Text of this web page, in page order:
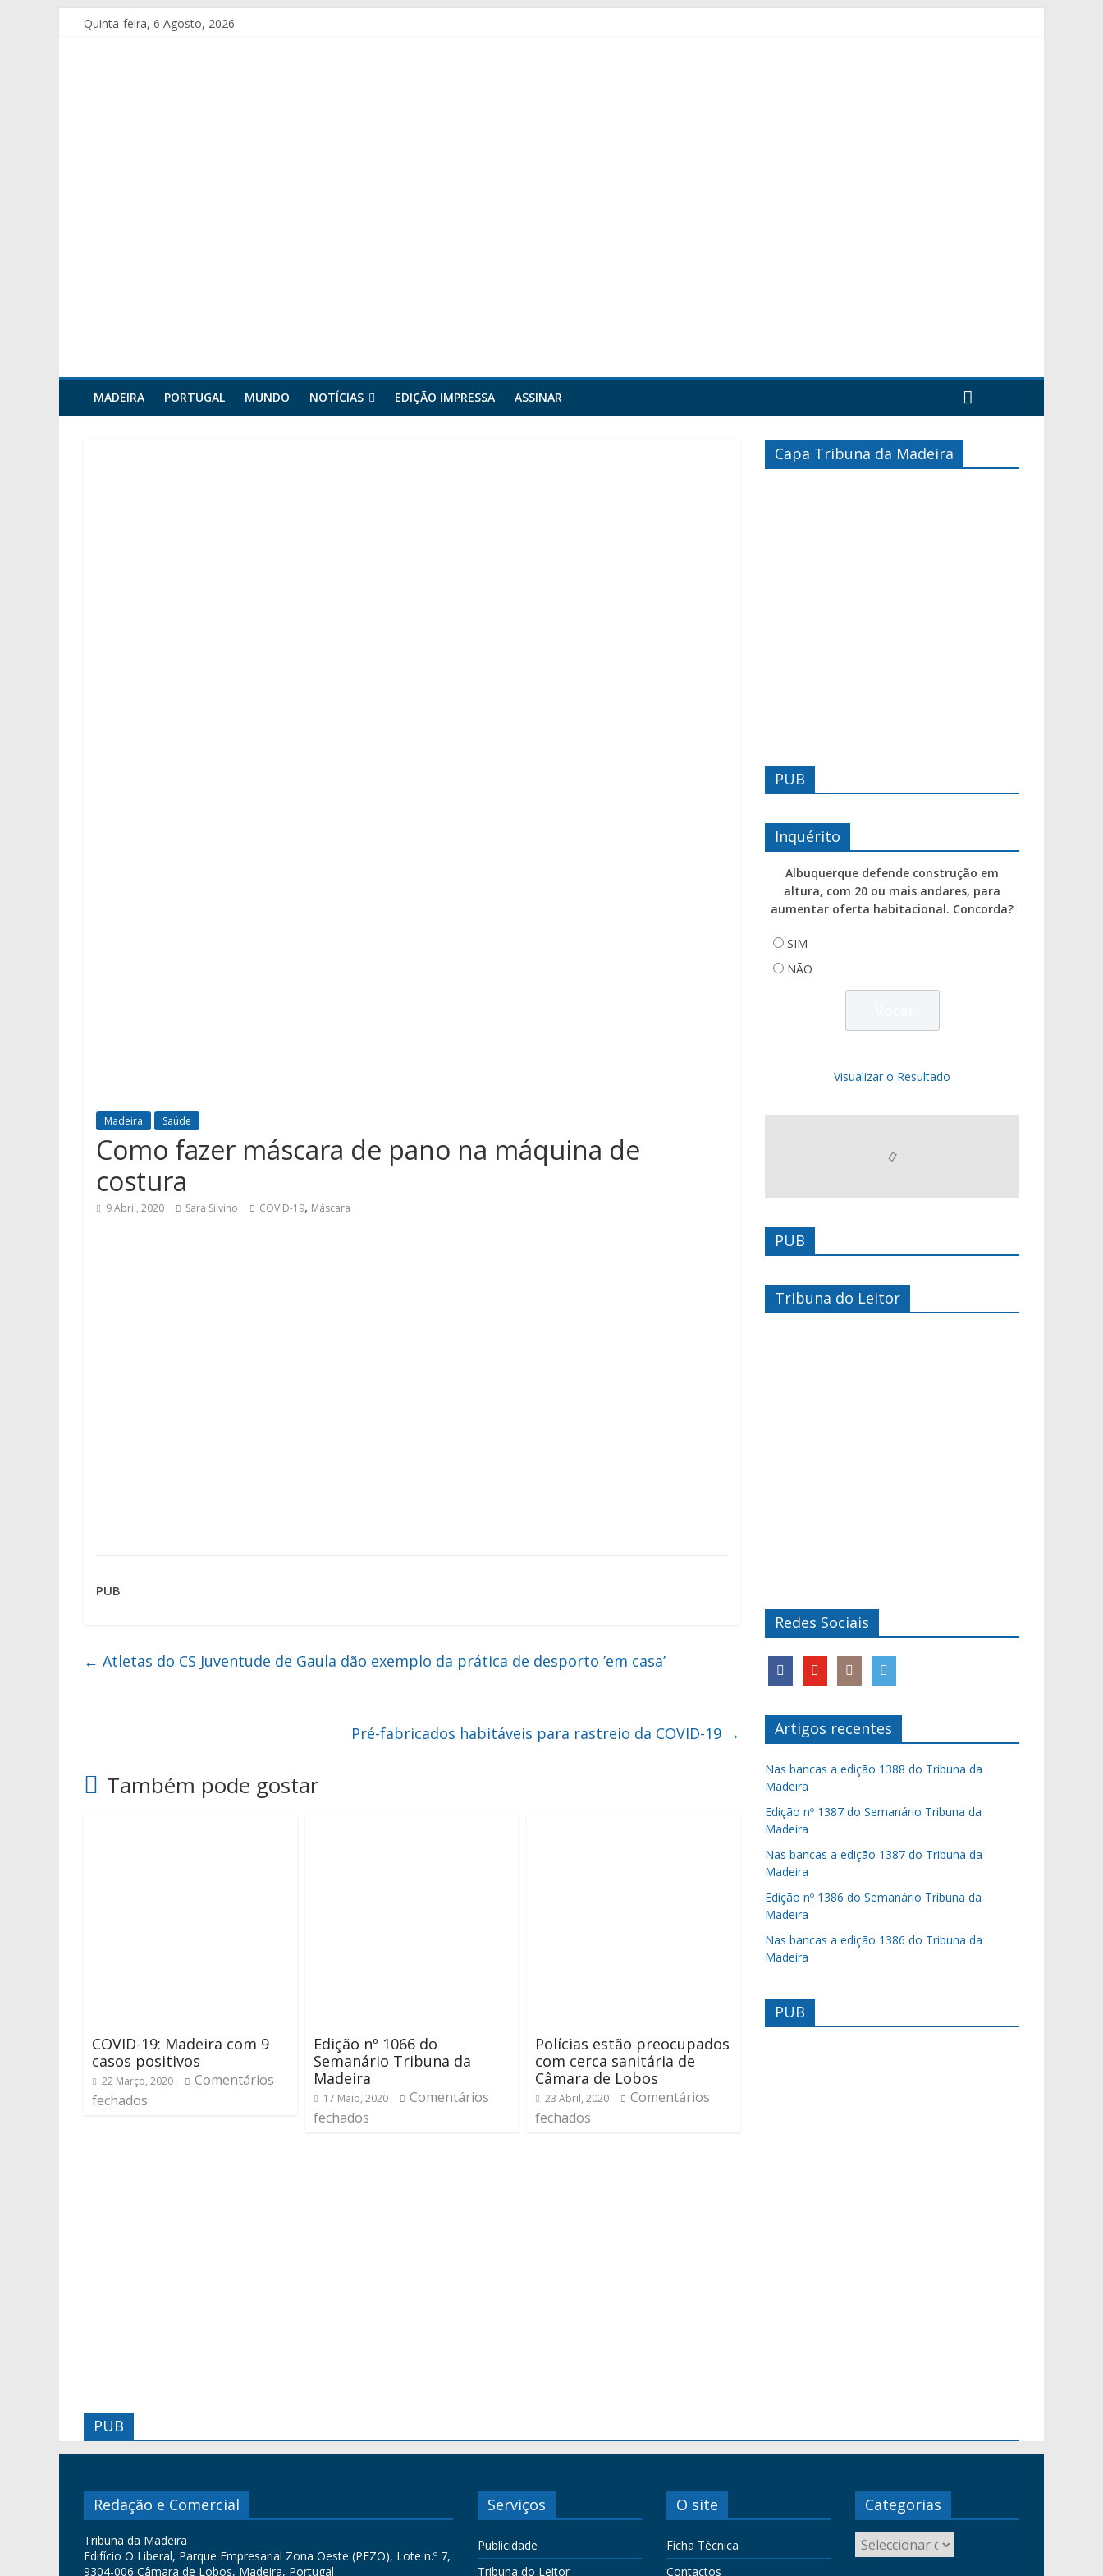
Quinta-feira, 6 Agosto, 2026
MADEIRA PORTUGAL MUNDO NOTÍCIAS EDIÇÃO IMPRESSA ASSINAR
Madeira Saúde
Como fazer máscara de pano na máquina de
costura
9 Abril, 2020 Sara Silvino COVID-19, Máscara
PUB
← Atletas do CS Juventude de Gaula dão exemplo da prática de desporto ’em casa’
Pré-fabricados habitáveis para rastreio da COVID-19 →
Também pode gostar
COVID-19: Madeira com 9
casos positivos
22 Março, 2020
Comentários
fechados
Edição nº 1066 do
Semanário Tribuna da
Madeira
17 Maio, 2020
Comentários
fechados
Polícias estão preocupados
com cerca sanitária de
Câmara de Lobos
23 Abril, 2020
Comentários
fechados
Capa Tribuna da Madeira
PUB
Inquérito
Albuquerque defende construção em
altura, com 20 ou mais andares, para
aumentar oferta habitacional. Concorda?
SIM
NÃO
Visualizar o Resultado
PUB
Tribuna do Leitor
Redes Sociais
Artigos recentes
Nas bancas a edição 1388 do Tribuna da
Madeira
Edição nº 1387 do Semanário Tribuna da
Madeira
Nas bancas a edição 1387 do Tribuna da
Madeira
Edição nº 1386 do Semanário Tribuna da
Madeira
Nas bancas a edição 1386 do Tribuna da
Madeira
PUB
PUB
Redação e Comercial
Tribuna da Madeira
Edifício O Liberal, Parque Empresarial Zona Oeste (PEZO), Lote n.º 7,
9304-006 Câmara de Lobos, Madeira, Portugal
Serviços
Publicidade
Tribuna do Leitor
O site
Ficha Técnica
Contactos
Categorias